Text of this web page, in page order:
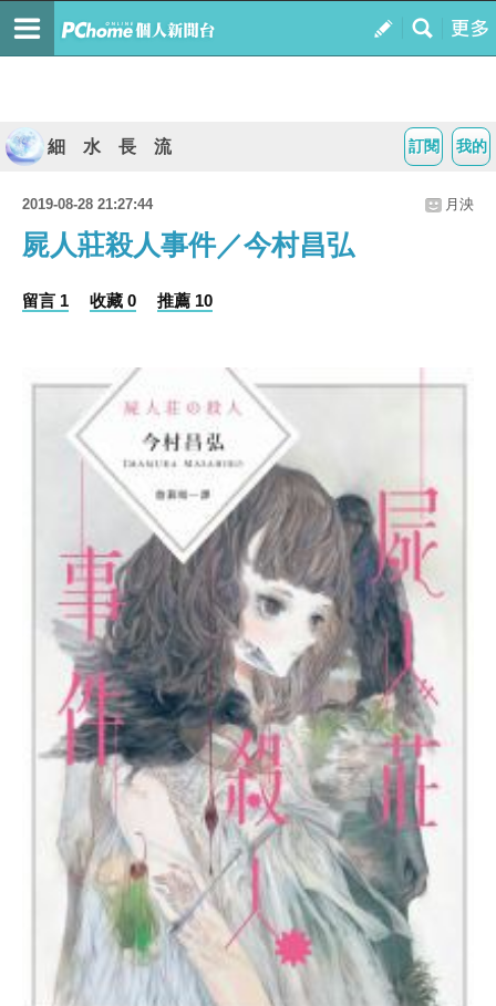
我的
訂閱
細 水 長 流
2019-08-28 21:27:44 月泱
屍人莊殺人事件／今村昌弘
留言 1 收藏 0 推薦 10